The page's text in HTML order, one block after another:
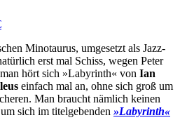
Minotaurus, umgesetzt als Jazz-
erst mal Schiss, wegen Peter
hört sich »Labyrinth« von Ian
einfach mal an, ohne sich groß um
Man braucht nämlich keinen
sich im titelgebenden »Labyrinth«